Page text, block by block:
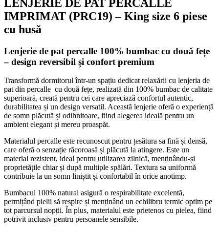
LENJERIE DE PAT PERCALLE
IMPRIMAT (PRC19) – King size 6 piese
cu husă
Lenjerie de pat percalle 100% bumbac cu două fețe
– design reversibil și confort premium
Transformă dormitorul într-un spațiu dedicat relaxării cu lenjeria de
pat din percalle cu două fețe, realizată din 100% bumbac de calitate
superioară, creată pentru cei care apreciază confortul autentic,
durabilitatea și un design versatil. Această lenjerie oferă o experiență
de somn plăcută și odihnitoare, fiind alegerea ideală pentru un
ambient elegant și mereu proaspăt.
Materialul percalle este recunoscut pentru țesătura sa fină și densă,
care oferă o senzație răcoroasă și plăcută la atingere. Este un
material rezistent, ideal pentru utilizarea zilnică, menținându-și
proprietățile chiar și după multiple spălări. Textura sa uniformă
contribuie la un somn liniștit și confortabil în orice anotimp.
Bumbacul 100% natural asigură o respirabilitate excelentă,
permițând pielii să respire și menținând un echilibru termic optim pe
tot parcursul nopții. În plus, materialul este prietenos cu pielea, fiind
potrivit inclusiv pentru persoanele sensibile.